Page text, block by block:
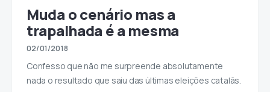
Muda o cenário mas a
trapalhada é a mesma
02/01/2018
Confesso que não me surpreende absolutamente
nada o resultado que saiu das últimas eleições catalãs.